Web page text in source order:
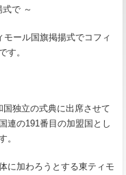
式で ～
モール国旗掲揚式でコフィ
す。
独立の式典に出席させて
連の191番目の加盟国とし
。
に加わろうとする東ティモ